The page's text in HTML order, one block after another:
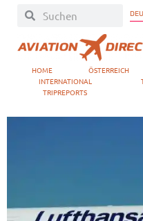
HOME ÖSTERREICH
INTERNATIONAL
TRIPREPORTS